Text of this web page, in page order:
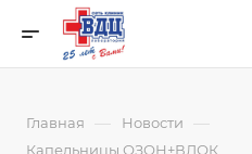
Главная — Новости —
Капельницы ОЗОН+ВЛОК